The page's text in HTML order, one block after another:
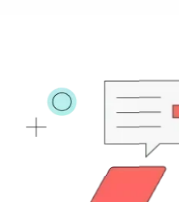
Dacă nu vă simțiți
după 3 zile în
adulți.